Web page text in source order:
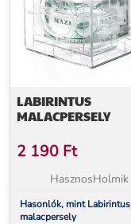
LABIRINTUS
MALACPERSELY
2 190 Ft
HasznosHolmik
Hasonlók, mint Labirintus
malacpersely